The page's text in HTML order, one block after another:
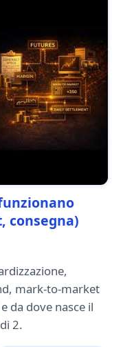
consegna)
mark-to-market
da dove nasce il
2.